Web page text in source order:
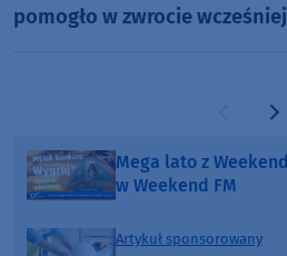
pomogło w zwrocie
Mega lato z
w Weekend FM
Artykuł sponsorowany